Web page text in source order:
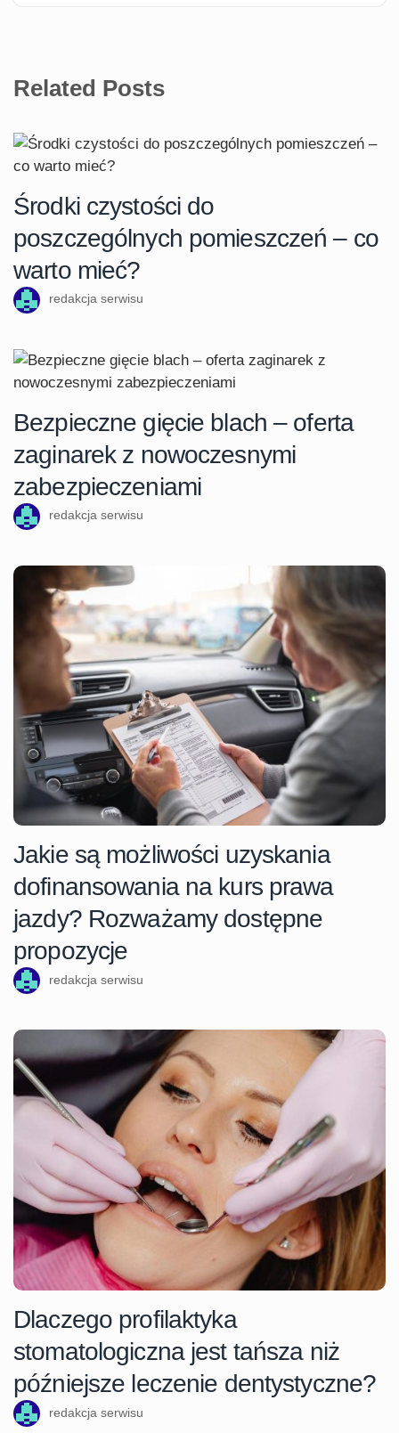
Related Posts
Środki czystości do
poszczególnych pomieszczeń – co
warto mieć?
redakcja serwisu
Bezpieczne gięcie blach – oferta
zaginarek z nowoczesnymi
zabezpieczeniami
redakcja serwisu
Jakie są możliwości uzyskania
dofinansowania na kurs prawa
jazdy? Rozważamy dostępne
propozycje
redakcja serwisu
Dlaczego profilaktyka
stomatologiczna jest tańsza niż
późniejsze leczenie dentystyczne?
redakcja serwisu